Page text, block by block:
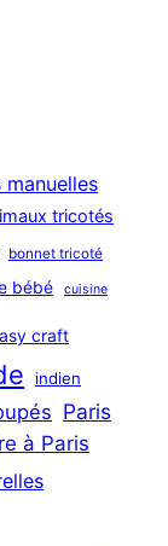
tricotés
bonnet tricoté
bébé cuisine
craft
indien
Paris
à Paris